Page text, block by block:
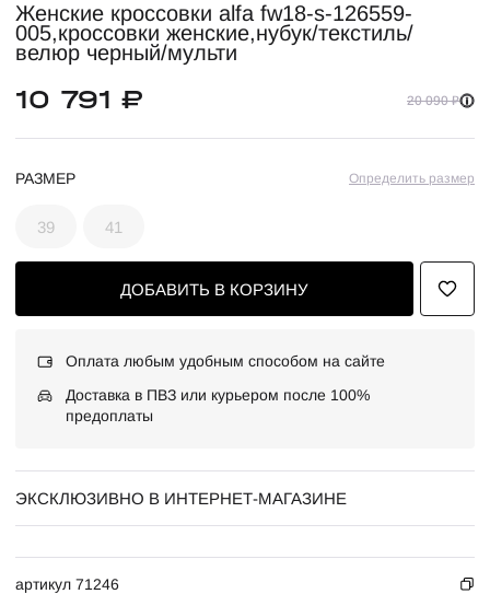
Женские кроссовки alfa fw18-s-126559-
005,кроссовки женские,нубук/текстиль/
велюр черный/мульти
10 791 ₽ 20 090 ₽
РАЗМЕР Определить размер
39 41
ДОБАВИТЬ В КОРЗИНУ
Оплата любым удобным способом на сайте
Доставка в ПВЗ или курьером после 100%
предоплаты
ЭКСКЛЮЗИВНО В ИНТЕРНЕТ-МАГАЗИНЕ
артикул 71246